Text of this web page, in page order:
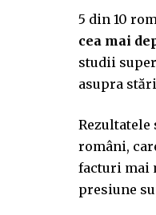
5 din 10
cea mai
studii
asupra
Rezultatele
români,
facturi mai
presiune